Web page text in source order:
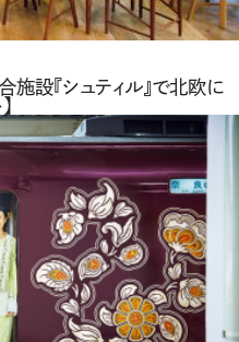
施設『シュティル』で北欧に